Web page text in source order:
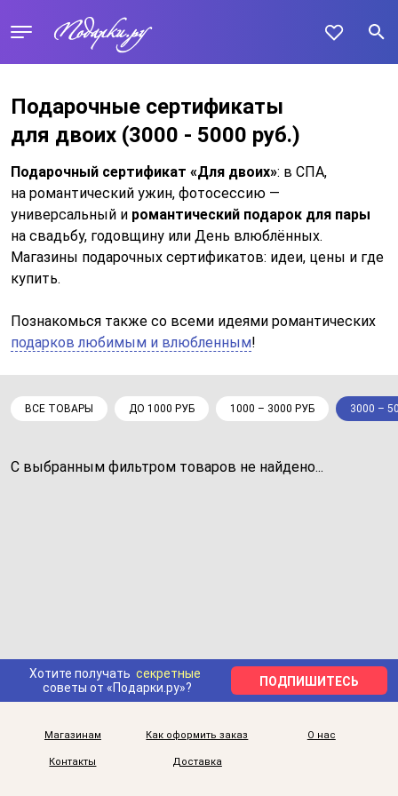
Подарочные сертификаты
для двоих (3000 - 5000 руб.)
Подарочный сертификат «Для двоих»: в СПА,
на романтический ужин, фотосессию —
универсальный и романтический подарок для пары
на свадьбу, годовщину или День влюблённых.
Магазины подарочных сертификатов: идеи, цены и где
купить.
Познакомься также со всеми идеями романтических
подарков любимым и влюбленным!
ВСЕ ТОВАРЫ ДО 1000 РУБ 1000 – 3000 РУБ 3000 –
С выбранным фильтром товаров не найдено...
Хотите получать секретные
советы от «Подарки.ру»?
ПОДПИШИТЕСЬ
Магазинам Как оформить заказ О нас
Контакты Доставка